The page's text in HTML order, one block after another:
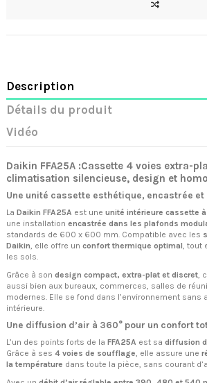
Description
Détails du produit
Vidéo
Daikin FFA25A :Cassette 4 voies extra-
climatisation silencieuse, design et
Une unité cassette esthétique, encastrée
La Daikin FFA25A est une unité intérieure cassette
une installation encastrée dans les plafonds
standards de 600 x 600 mm. Compatible avec les
Daikin, elle offre un confort thermique optimal, tout
les sols.
Grâce à son design compact, extra-plat et discret ,
aussi bien aux bureaux, commerces, salles de
modernes. Elle se fond dans l’environnement sans
intérieure.
Une diffusion d’air à 360° pour un confort
L’un des points forts de la FFA25A est sa diffusion
Grâce à ses 4 voies de soufflage, elle assure une
la température dans toute la pièce, sans courant